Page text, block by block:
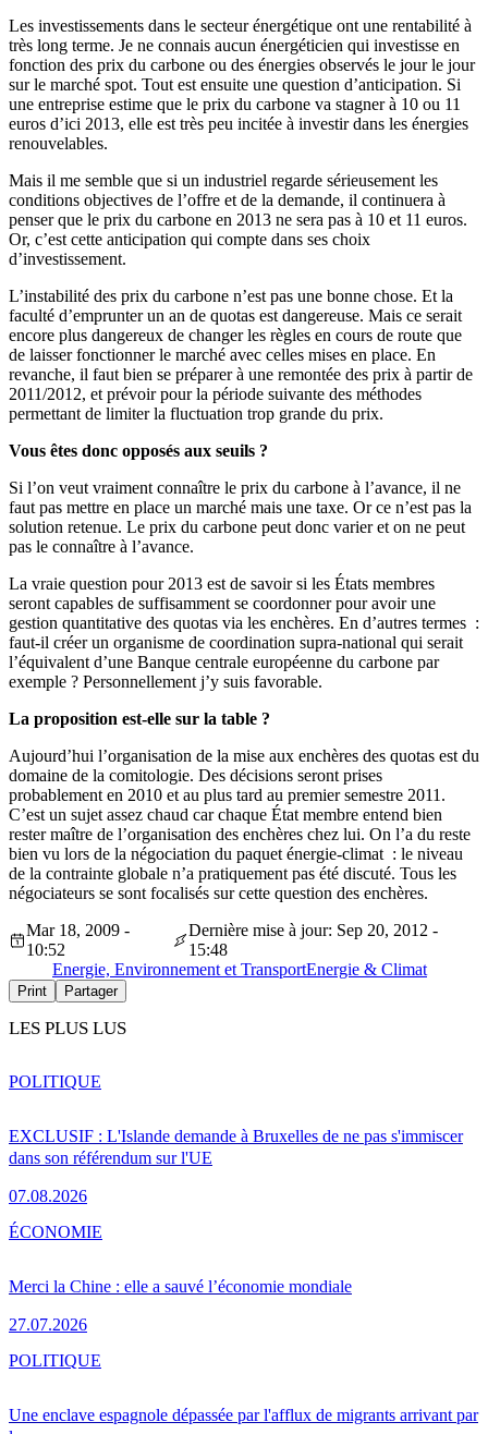
Les investissements dans le secteur énergétique ont une rentabilité à
très long terme. Je ne connais aucun énergéticien qui investisse en
fonction des prix du carbone ou des énergies observés le jour le jour
sur le marché spot. Tout est ensuite une question d’anticipation. Si
une entreprise estime que le prix du carbone va stagner à 10 ou 11
euros d’ici 2013, elle est très peu incitée à investir dans les énergies
renouvelables.
Mais il me semble que si un industriel regarde sérieusement les
conditions objectives de l’offre et de la demande, il continuera à
penser que le prix du carbone en 2013 ne sera pas à 10 et 11 euros.
Or, c’est cette anticipation qui compte dans ses choix
d’investissement.
L’instabilité des prix du carbone n’est pas une bonne chose. Et la
faculté d’emprunter un an de quotas est dangereuse. Mais ce serait
encore plus dangereux de changer les règles en cours de route que
de laisser fonctionner le marché avec celles mises en place. En
revanche, il faut bien se préparer à une remontée des prix à partir de
2011/2012, et prévoir pour la période suivante des méthodes
permettant de limiter la fluctuation trop grande du prix.
Vous êtes donc opposés aux seuils ?
Si l’on veut vraiment connaître le prix du carbone à l’avance, il ne
faut pas mettre en place un marché mais une taxe. Or ce n’est pas la
solution retenue. Le prix du carbone peut donc varier et on ne peut
pas le connaître à l’avance.
La vraie question pour 2013 est de savoir si les États membres
seront capables de suffisamment se coordonner pour avoir une
gestion quantitative des quotas via les enchères. En d’autres termes :
faut-il créer un organisme de coordination supra-national qui serait
l’équivalent d’une Banque centrale européenne du carbone par
exemple ? Personnellement j’y suis favorable.
La proposition est-elle sur la table ?
Aujourd’hui l’organisation de la mise aux enchères des quotas est du
domaine de la comitologie. Des décisions seront prises
probablement en 2010 et au plus tard au premier semestre 2011.
C’est un sujet assez chaud car chaque État membre entend bien
rester maître de l’organisation des enchères chez lui. On l’a du reste
bien vu lors de la négociation du paquet énergie-climat : le niveau
de la contrainte globale n’a pratiquement pas été discuté. Tous les
négociateurs se sont focalisés sur cette question des enchères.
Mar 18, 2009 -
10:52
Dernière mise à jour: Sep 20, 2012 -
15:48
Energie, Environnement et TransportEnergie & Climat
Print Partager
LES PLUS LUS
EXCLUSIF : L'Islande demande à Bruxelles de ne pas s'immiscer
dans son référendum sur l'UE
07.08.2026
POLITIQUE
Merci la Chine : elle a sauvé l’économie mondiale
27.07.2026
ÉCONOMIE
Une enclave espagnole dépassée par l'afflux de migrants arrivant par
POLITIQUE